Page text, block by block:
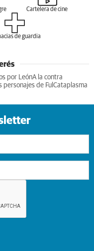
Cartelera de cine
de guardia
por LeónA la contra
personajes de Ful Cataplasma